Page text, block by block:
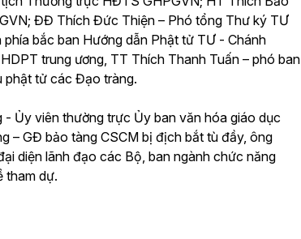
ĐĐ Thích Đức Thiện – Phó tổng Thư ký TƯ
bắc ban Hướng dẫn Phật tử TƯ - Chánh
trung ương, TT Thích Thanh Tuấn – phó ban
phật tử các Đạo tràng.
Ủy viên thường trực Ủy ban văn hóa giáo dục
– GĐ bảo tàng CSCM bị địch bắt tù đầy, ông
diện lãnh đạo các Bộ, ban ngành chức năng
tham dự.